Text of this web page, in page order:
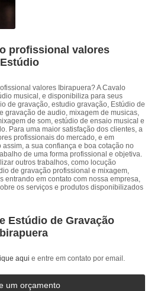
profissional valores
valores Ibirapuera? A Cavalo
musical, e disponibiliza para seus
de gravação, estudio gravação, Estúdio de
gravação de audio, mixagem de musicas,
de som, estúdio de ensaio musical e
Para uma maior satisfação dos clientes, a
profissionais do mercado, e em
a sua confiança e boa cotação no
de uma forma profissional e objetiva.
outros trabalhos, como locução
de gravação profissional e mixagem,
entrando em contato com nossa empresa,
os serviços e produtos disponibilizados
Estúdio de Gravação
aqui e entre em contato por email.
um orçamento